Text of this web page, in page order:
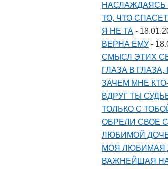
НАСЛАЖДАЯСЬ
ТО, ЧТО СПАСЕТ
Я НЕ ТА -
ВЕРНА ЕМУ -
СМЫСЛ ЭТИХ
ГЛАЗА В
ЗАЧЕМ МНЕ
ВДРУГ ТЫ
ТОЛЬКО С
ОБРЕЛИ СВОЕ
ЛЮБИМОЙ
МОЯ ЛЮБИМАЯ
ВАЖНЕЙШАЯ